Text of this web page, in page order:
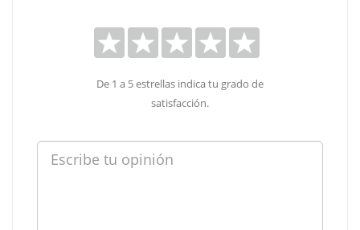
De 1 a 5 estrellas indica tu grado de
satisfacción.